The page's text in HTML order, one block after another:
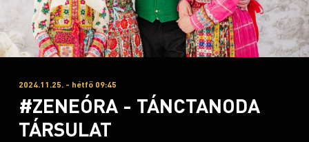
2024.11.25. - hétfő 09:45
#ZENEÓRA - TÁNCTANODA
TÁRSULAT